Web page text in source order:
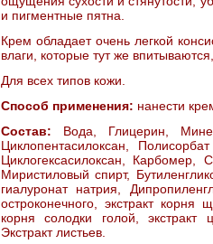
и пигментные пятна.
Крем обладает очень легкой
влаги, которые тут же
Для всех типов кожи.
Способ применения: нанести
Состав: Вода, Глицерин,
Циклопентасилоксан,
Циклогексасилоксан, Карбомер,
Миристиловый спирт,
гиалуронат натрия,
остроконечного, экстракт корня
корня солодки голой, экстракт
Экстракт листьев.